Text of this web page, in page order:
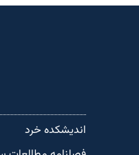
اندیشکده‌ خرد